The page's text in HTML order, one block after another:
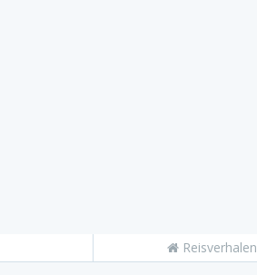
Reisverhalen